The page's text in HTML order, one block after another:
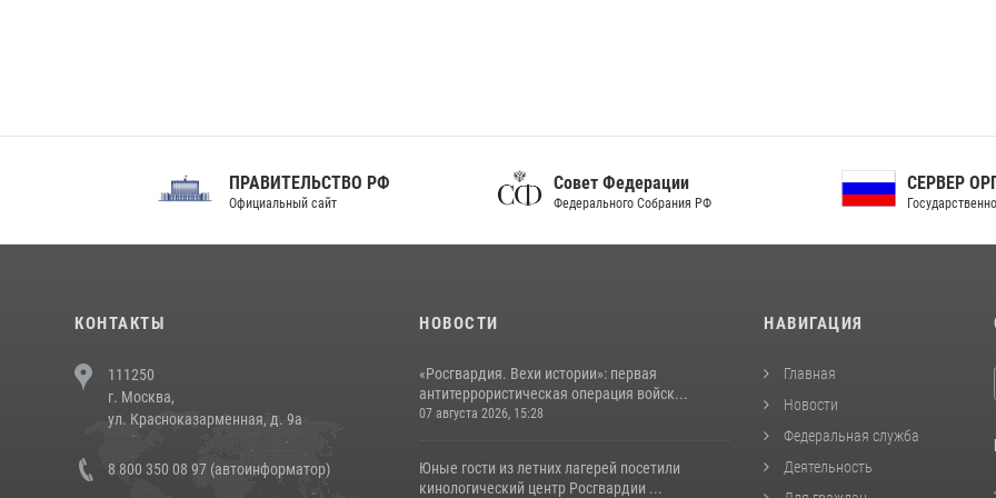
ПРАВИТЕЛЬСТВО РФ
Официальный сайт
Совет Федерации
Федерального Собрания РФ
СЕРВЕР ОРГАНОВ
Государственной власти РФ
КОНТАКТЫ
111250
г. Москва,
ул. Красноказарменная, д. 9а
8 800 350 08 97 (автоинформатор)
НОВОСТИ
«Росгвардия. Вехи истории»: первая
антитеррористическая операция войск...
07 августа 2026, 15:28
Юные гости из летних лагерей посетили
кинологический центр Росгвардии ...
НАВИГАЦИЯ
Главная
Новости
Федеральная служба
Деятельность